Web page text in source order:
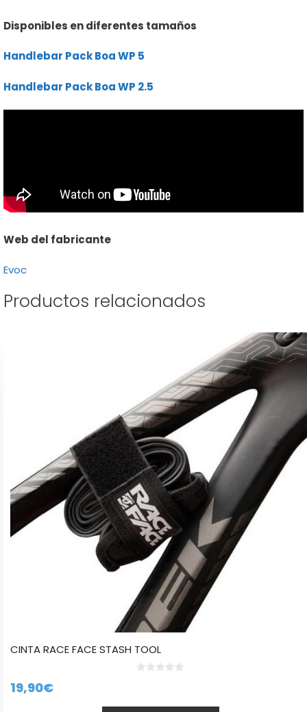
Disponibles en diferentes tamaños
Handlebar Pack Boa WP 5
Handlebar Pack Boa WP 2.5
Web del fabricante
Evoc
Productos relacionados
CINTA RACE FACE STASH TOOL
19,90€